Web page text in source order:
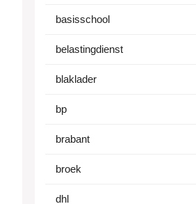
basisschool
belastingdienst
blaklader
bp
brabant
broek
dhl